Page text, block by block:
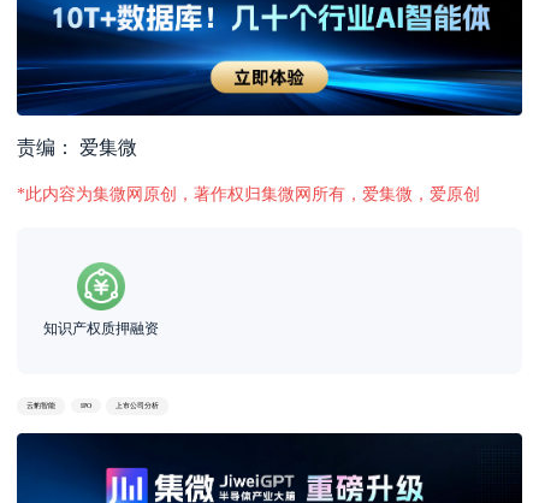
责编： 爱集微
*此内容为集微网原创，著作权归集微网所有，爱集微，爱原创
知识产权质押融资
云豹智能 IPO 上市公司分析